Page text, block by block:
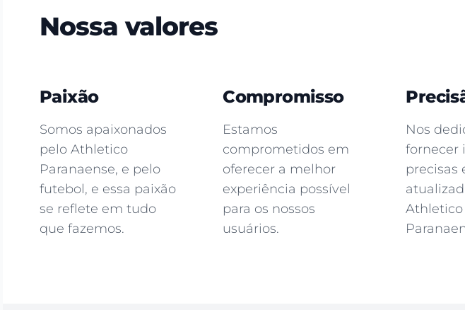
Nossa valores
Paixão
Somos apaixonados
pelo Athletico
Paranaense, e pelo
futebol, e essa paixão
se reflete em tudo
que fazemos.
Compromisso
Estamos
comprometidos em
oferecer a melhor
experiência possível
para os nossos
usuários.
Nos
fornecer
precisas
Athletico